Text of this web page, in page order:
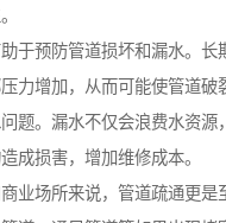
于预防管道损坏和漏水。长
力增加，从而可能使管道破
题。漏水不仅会浪费水资源
成损害，增加维修成本。
业场所来说，管道疏通更是